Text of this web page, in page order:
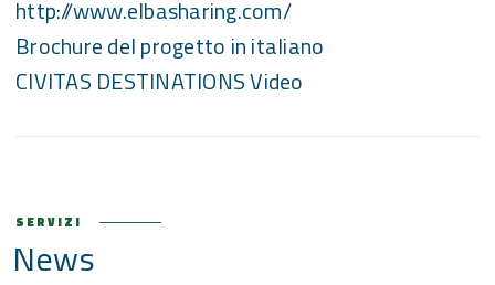
http://www.elbasharing.com/
Brochure del progetto in italiano
CIVITAS DESTINATIONS Video
SERVIZI
News